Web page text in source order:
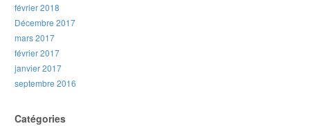
février 2018
Décembre 2017
mars 2017
février 2017
janvier 2017
septembre 2016
Catégories